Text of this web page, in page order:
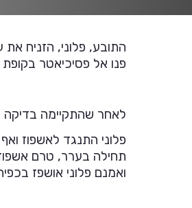
התובע, פלוני, הזניח
פנו אל פסיכיאטר בקופת
לאחר שהתקיימה בדיקה
פלוני התנגד לאשפוז
תחילה בערר, טרם
ואמנם פלוני אושפז בכפיה במשך 50 יום